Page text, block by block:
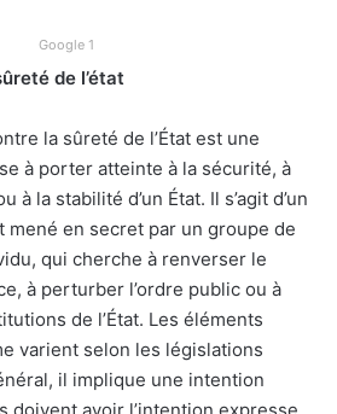
Google 1
de l’état
la sûreté de l’État est une
à porter atteinte à la sécurité, à
à la stabilité d’un État. Il s’agit d’un
mené en secret par un groupe de
qui cherche à renverser le
à perturber l’ordre public ou à
de l’État. Les éléments
varient selon les législations
il implique une intention